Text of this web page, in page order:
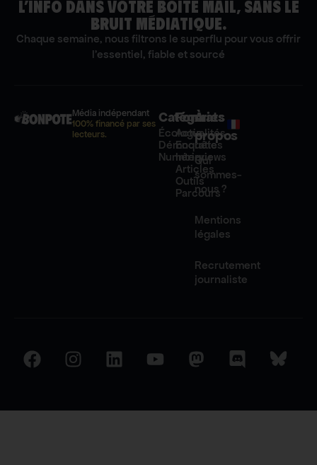
L’INFO DANS VOTRE BOITE MAIL, SANS LE
BRUIT MÉDIATIQUE.
Chaque semaine, nous filtrons le superflu pour vous offrir
l'essentiel, fiable et sourcé
Média indépendant
100% financé par ses
lecteurs.
Catégories
Écologie
Démocratie
Numérique
Formats
Actualités
Enquêtes
Interviews
Articles
Outils
Parcours
À
propos
Qui
sommes-
nous ?
Mentions
légales
Recrutement
journaliste